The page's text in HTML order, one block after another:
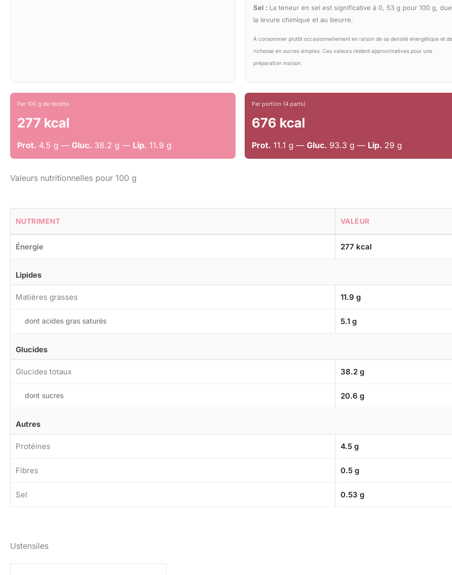
Sel : La teneur en sel est significative à 0, 53 g pour 100 g,
la levure chimique et au beurre.
À consommer plutôt occasionnellement en raison de sa densité énergétique et
richesse en sucres simples. Ces valeurs restent approximatives pour une
préparation maison.
Par 100 g de recette
277 kcal
Prot. 4.5 g — Gluc. 38.2 g — Lip. 11.9 g
Par portion (4 parts)
676 kcal
Prot. 11.1 g —Gluc. 93.3 g — Lip. 29 g
Valeurs nutritionnelles pour 100 g
NUTRIMENT VALEUR
Énergie 277 kcal
Lipides
Matières grasses 11.9 g
dont acides gras saturés 5.1 g
Glucides
Glucides totaux 38.2 g
dont sucres 20.6 g
Autres
Protéines 4.5 g
Fibres 0.5 g
Sel 0.53 g
Ustensiles